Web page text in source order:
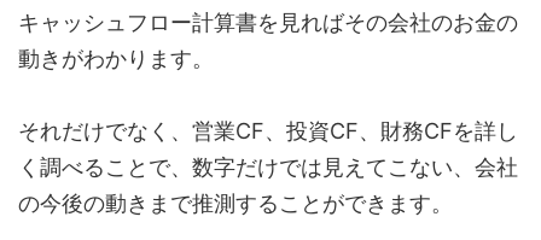
キャッシュフロー計算書を見ればその会社のお金の
動きがわかります。
それだけでなく、営業CF、投資CF、財務CFを詳し
く調べることで、数字だけでは見えてこない、会社
の今後の動きまで推測することができます。